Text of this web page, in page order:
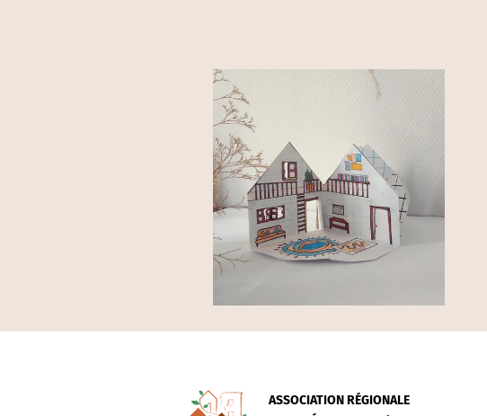
ASSOCIATION RÉGIONALE